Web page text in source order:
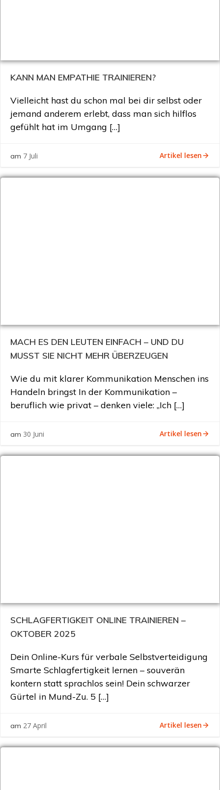
KANN MAN EMPATHIE TRAINIEREN?
Vielleicht hast du schon mal bei dir selbst oder
jemand anderem erlebt, dass man sich hilflos
gefühlt hat im Umgang […]
am 7 Juli Artikel lesen
MACH ES DEN LEUTEN EINFACH – UND DU
MUSST SIE NICHT MEHR ÜBERZEUGEN
Wie du mit klarer Kommunikation Menschen ins
Handeln bringst In der Kommunikation –
beruflich wie privat – denken viele: „Ich […]
am 30 Juni Artikel lesen
SCHLAGFERTIGKEIT ONLINE TRAINIEREN –
OKTOBER 2025
Dein Online-Kurs für verbale Selbstverteidigung
Smarte Schlagfertigkeit lernen – souverän
kontern statt sprachlos sein! Dein schwarzer
Gürtel in Mund-Zu. 5 […]
am 27 April Artikel lesen